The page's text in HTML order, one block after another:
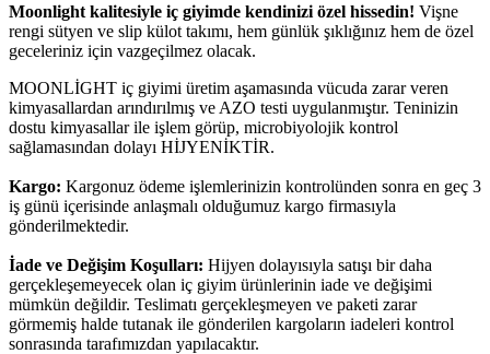
Moonlight kalitesiyle iç giyimde kendinizi özel hissedin! Vişne
rengi sütyen ve slip külot takımı, hem günlük şıklığınız hem de özel
geceleriniz için vazgeçilmez olacak.
MOONLİGHT iç giyimi üretim aşamasında vücuda zarar veren
kimyasallardan arındırılmış ve AZO testi uygulanmıştır. Teninizin
dostu kimyasallar ile işlem görüp, microbiyolojik kontrol
sağlamasından dolayı HİJYENİKTİR.
Kargo: Kargonuz ödeme işlemlerinizin kontrolünden sonra en geç 3
iş günü içerisinde anlaşmalı olduğumuz kargo firmasıyla
gönderilmektedir.
İade ve Değişim Koşulları: Hijyen dolayısıyla satışı bir daha
gerçekleşemeyecek olan iç giyim ürünlerinin iade ve değişimi
mümkün değildir. Teslimatı gerçekleşmeyen ve paketi zarar
görmemiş halde tutanak ile gönderilen kargoların iadeleri kontrol
sonrasında tarafımızdan yapılacaktır.